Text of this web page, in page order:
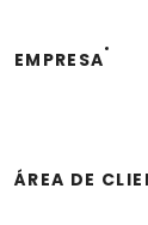
EMPRESA
ÁREA DE
ÁREA DE